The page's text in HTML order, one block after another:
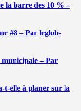
la barre des 10 % –
#8 – Par leglob-
municipale – Par
t-elle à planer sur la